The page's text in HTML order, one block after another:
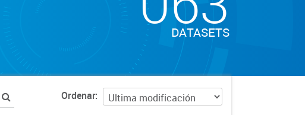
DATASETS
Ordenar